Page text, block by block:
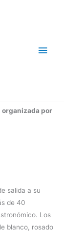
organizada por
salida a su
de 40
Los
blanco, rosado